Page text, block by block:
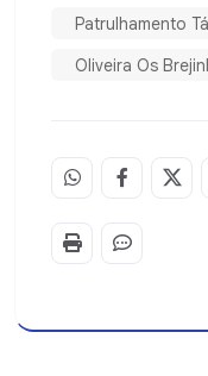
Patrulhamento
Oliveira Os